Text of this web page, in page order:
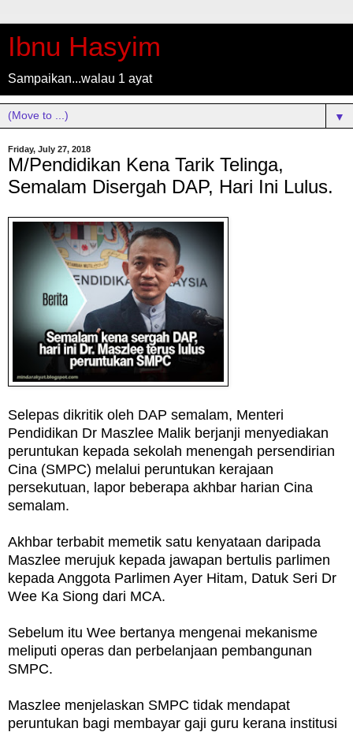
Ibnu Hasyim
Sampaikan...walau 1 ayat
▼
Friday, July 27, 2018
M/Pendidikan Kena Tarik Telinga,
Semalam Disergah DAP, Hari Ini Lulus.
Selepas dikritik oleh DAP semalam, Menteri
Pendidikan Dr Maszlee Malik berjanji menyediakan
peruntukan kepada sekolah menengah persendirian
Cina (SMPC) melalui peruntukan kerajaan
persekutuan, lapor beberapa akhbar harian Cina
semalam.
Akhbar terbabit memetik satu kenyataan daripada
Maszlee merujuk kepada jawapan bertulis parlimen
kepada Anggota Parlimen Ayer Hitam, Datuk Seri Dr
Wee Ka Siong dari MCA.
Sebelum itu Wee bertanya mengenai mekanisme
meliputi operas dan perbelanjaan pembangunan
SMPC.
Maszlee menjelaskan SMPC tidak mendapat
peruntukan bagi membayar gaji guru kerana institusi